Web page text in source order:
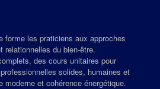
forme les praticiens aux approches
relationnelles du bien‑être.
des cours unitaires pour
solides, humaines et
moderne et cohérence énergétique.